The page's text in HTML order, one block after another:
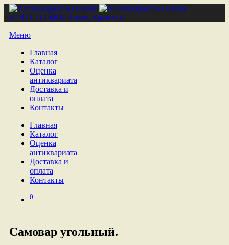
+7 921 212 4809 Псков, Кремль 6
Меню
Главная
Каталог
Оценка
антиквариата
Доставка и
оплата
Контакты
Главная
Каталог
Оценка
антиквариата
Доставка и
оплата
Контакты
0
Самовар угольный.